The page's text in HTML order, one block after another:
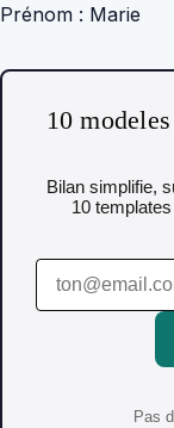
Prénom : Marie
10
Bilan simplifie,
10
Pas